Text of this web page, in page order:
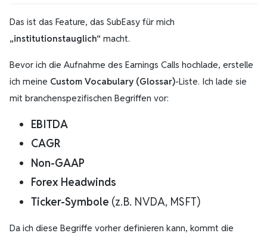
Das ist das Feature, das SubEasy für mich
„institutionstauglich“ macht.
Bevor ich die Aufnahme des Earnings Calls hochlade, erstelle
ich meine Custom Vocabulary (Glossar)-Liste. Ich lade sie
mit branchenspezifischen Begriffen vor:
EBITDA
CAGR
Non-GAAP
Forex Headwinds
Ticker-Symbole (z.B. NVDA, MSFT)
Da ich diese Begriffe vorher definieren kann, kommt die